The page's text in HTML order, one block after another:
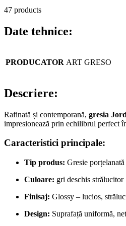
47 products
Date tehnice:
PRODUCATOR ART GRESO
Descriere:
Rafinată și contemporană, gresia
impresionează prin echilibrul perfect
Caracteristici principale:
Tip produs: Gresie porțelanată
Culoare: gri deschis strălucitor
Finisaj: Glossy – lucios,
Design: Suprafață uniformă,